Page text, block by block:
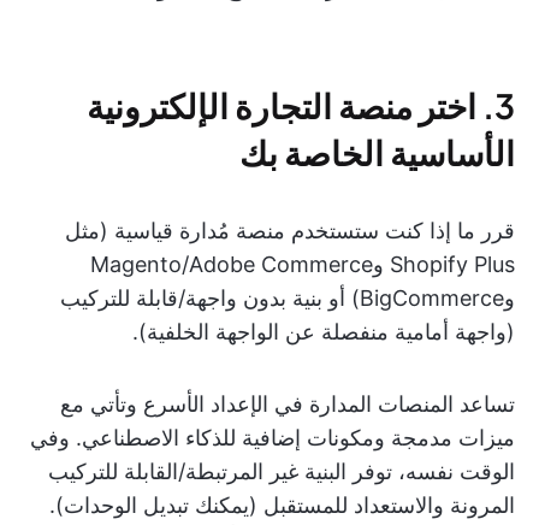
3. اختر منصة التجارة الإلكترونية
الأساسية الخاصة بك
قرر ما إذا كنت ستستخدم منصة مُدارة قياسية (مثل
Shopify Plus وMagento/Adobe Commerce
وBigCommerce) أو بنية بدون واجهة/قابلة للتركيب
(واجهة أمامية منفصلة عن الواجهة الخلفية).
تساعد المنصات المدارة في الإعداد الأسرع وتأتي مع
ميزات مدمجة ومكونات إضافية للذكاء الاصطناعي. وفي
الوقت نفسه، توفر البنية غير المرتبطة/القابلة للتركيب
المرونة والاستعداد للمستقبل (يمكنك تبديل الوحدات).